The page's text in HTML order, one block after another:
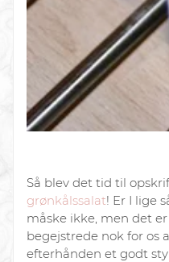
Så blev det tid til
grønkålssalat! Er I lige
måske ikke, men det
begejstrede nok for os
efterhånden et godt